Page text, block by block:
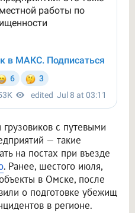
с путевыми
— такие
на постах при въезде
. Ранее, шестого июля,
в Омске, после
о подготовке убежищ
в регионе.